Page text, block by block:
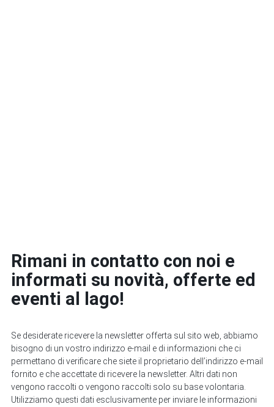
Rimani in contatto con noi e
informati su novità, offerte ed
eventi al lago!
Se desiderate ricevere la newsletter offerta sul sito web, abbiamo
bisogno di un vostro indirizzo e-mail e di informazioni che ci
permettano di verificare che siete il proprietario dell’indirizzo e-mail
fornito e che accettate di ricevere la newsletter. Altri dati non
vengono raccolti o vengono raccolti solo su base volontaria.
Utilizziamo questi dati esclusivamente per inviare le informazioni